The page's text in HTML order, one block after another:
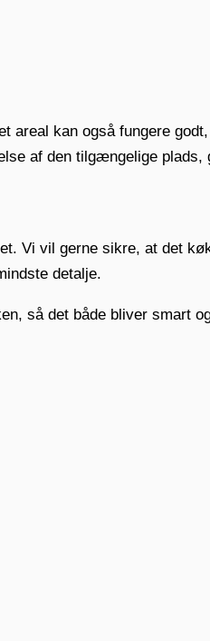
kan også fungere
af den tilgængelige plads,
Vi vil gerne sikre, at det
detalje.
så det både bliver smart